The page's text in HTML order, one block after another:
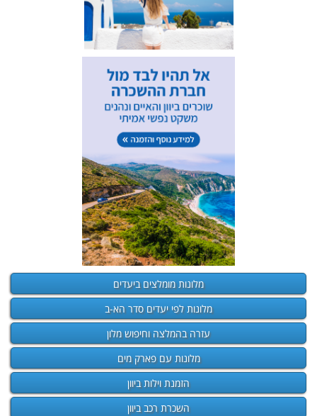
מלונות מומלצים ביעדים
מלונות לפי יעדים סדר הא-ב
עזרה בהמלצה וחיפוש מלון
מלונות עם פארק מים
הזמנת וילות ביוון
השכרת רכב ביוון